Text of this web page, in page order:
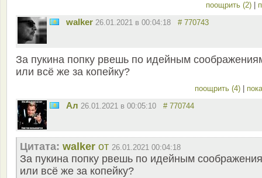
поощрить (2)
walker 26.01.2021 в 00:04:18 # 770743
За пукина попку рвешь по идейным
или всё же за копейку?
поощрить (4)
Ал 26.01.2021 в 00:05:10 # 770744
Цитата: walker от 26.01.2021 00:04:18
За пукина попку рвешь по идейным
или всё же за копейку?